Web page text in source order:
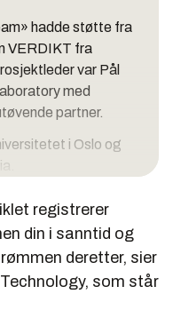
hadde støtte fra
VERDIKT fra
var Pål
med
partner.
i Oslo og
Disruptions –
registrerer
din i sanntid og
deretter, sier
som står